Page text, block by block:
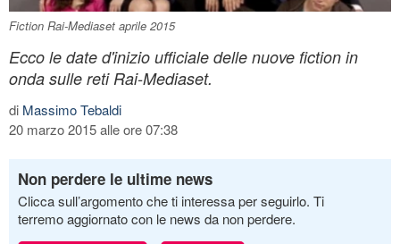
Fiction Rai-Mediaset aprile 2015
Ecco le date d'inizio ufficiale delle nuove fiction in
onda sulle reti Rai-Mediaset.
di Massimo Tebaldi
20 marzo 2015 alle ore 07:38
Non perdere le ultime news
Clicca sull’argomento che ti interessa per seguirlo. Ti
terremo aggiornato con le news da non perdere.